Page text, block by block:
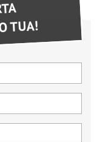
TUA!